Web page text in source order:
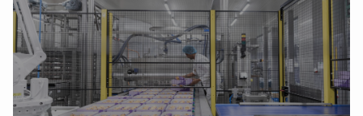
‘VIENNOISERIE
ZONDER
GRENZEN’
DOOR
GUIDO
DEVILLÉ